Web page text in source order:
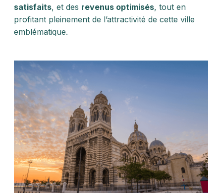
satisfaits, et des revenus optimisés, tout en
profitant pleinement de l’attractivité de cette ville
emblématique.